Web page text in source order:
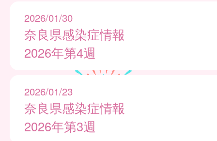
2026/01/30
奈良県感染症情報
2026年第4週
2026/01/23
奈良県感染症情報
2026年第3週